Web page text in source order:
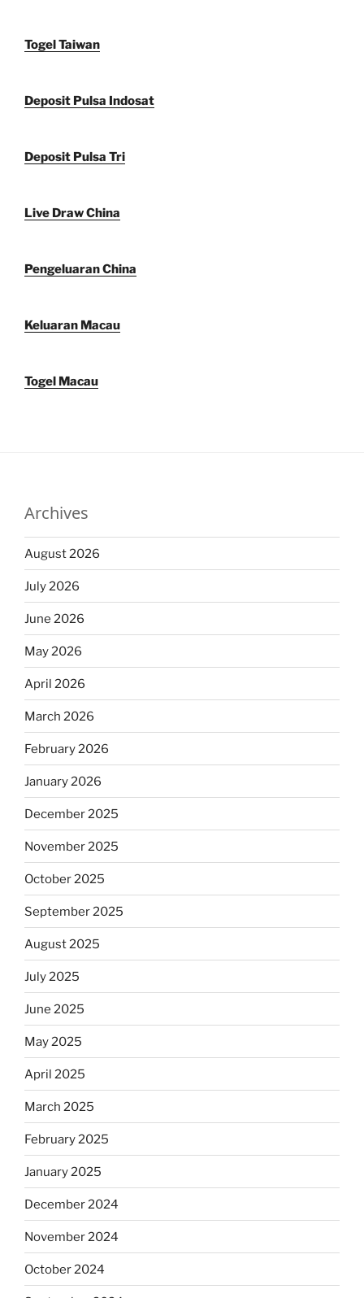
Togel Taiwan
Deposit Pulsa Indosat
Deposit Pulsa Tri
Live Draw China
Pengeluaran China
Keluaran Macau
Togel Macau
Archives
August 2026
July 2026
June 2026
May 2026
April 2026
March 2026
February 2026
January 2026
December 2025
November 2025
October 2025
September 2025
August 2025
July 2025
June 2025
May 2025
April 2025
March 2025
February 2025
January 2025
December 2024
November 2024
October 2024